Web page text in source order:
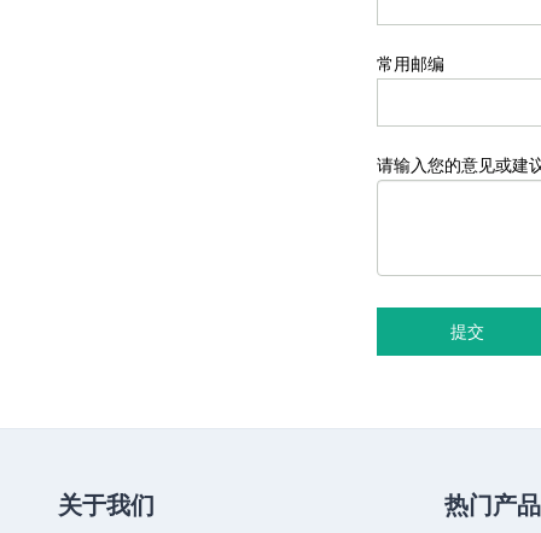
常用邮编
请输入您的意见或建
提交
关于我们 热门产品